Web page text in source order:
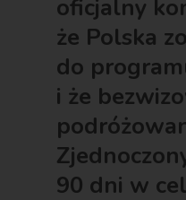
oficjalny
że Polska
do
i że
90 dni w